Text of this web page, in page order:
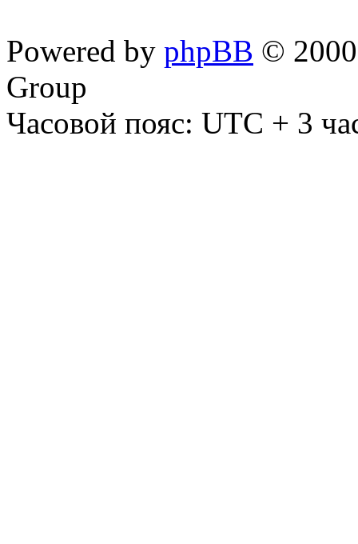
Powered by phpBB ©
Group
Часовой пояс: UTC + 3